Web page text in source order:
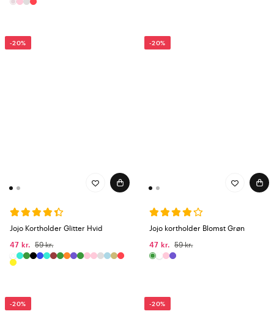
-20%
Jojo Kortholder Glitter Hvid
47 kr.
59 kr.
-20%
Jojo kortholder Blomst Grøn
47 kr.
59 kr.
-20% -20%